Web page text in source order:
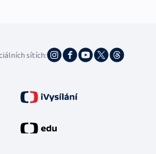
sítích: